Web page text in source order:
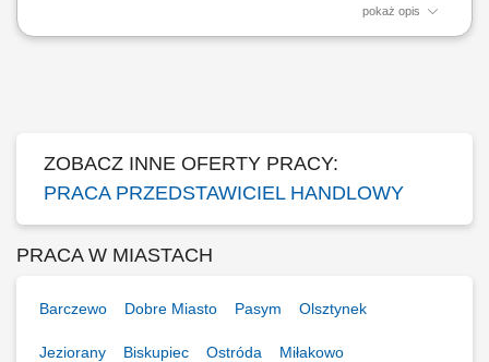
pokaż opis
Prezentowanie oferty edukacyjnej podczas spotkań w placówkach
ZOBACZ INNE OFERTY PRACY:
PRACA PRZEDSTAWICIEL HANDLOWY
PRACA W MIASTACH
Barczewo Dobre Miasto Pasym Olsztynek
Jeziorany Biskupiec Ostróda Miłakowo